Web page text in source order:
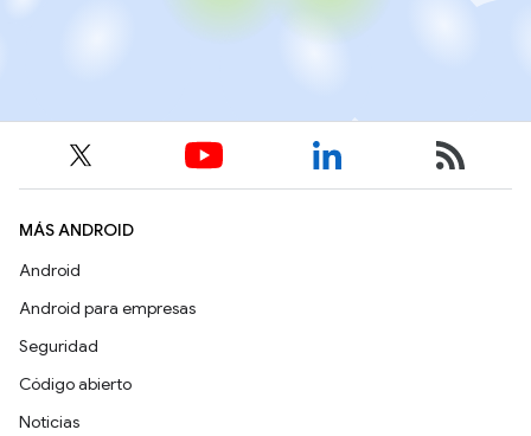
MÁS ANDROID
Android
Android para empresas
Seguridad
Código abierto
Noticias